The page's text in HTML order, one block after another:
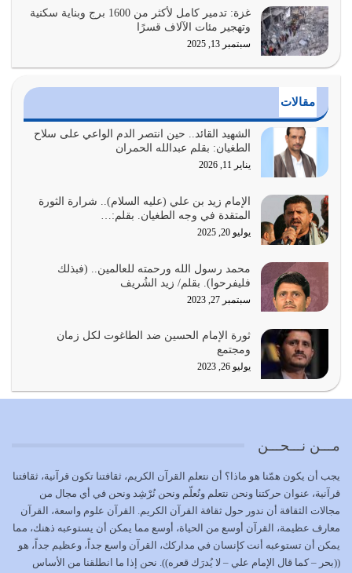
يوليو 26, 2026
أراد الله لهذه الأمة ان تكون خير امة أخرجت للناس بالنهوض
الدين الذي شرعه الله لا يجوز أن يخضع لآرائنا وأهوائنا
واجتهاداتنا لأننا سنختلف ونتفرق
يوليو 24, 2026
أمة عاجزة عن النهوض…
يوليو 23, 2026
بحبل الله جميعاً وليس كل…
يوليو 22, 2026
يشاء ويذل من يشاء
يوليو 21, 2026
{إِنَّ الدِّينَ عِنْدَ اللَّهِ الْإسْلامُ} الدين الذي شرعه الله للناس في
تتحقق الحقوق للجميع
يوليو 18, 2026
بعض صفات المتقين {الصَّابِرِينَ وَالصَّادِقِينَ وَالْقَانِتِينَ
وَالْمُنْفِقِينَ…
يوليو 17, 2026
غزة: تدمير كامل لأكثر من 1600 برج وبناية سكنية
وتهجير مئات الآلاف قسرًا
سبتمبر 13, 2025
مقالات
الشهيد القائد.. حين انتصر الدم الواعي على سلاح
الطغيان: بقلم عبدالله الحمران
يناير 11, 2026
الإمام زيد بن علي (عليه السلام).. شرارة الثورة
المتقدة في وجه الطغيان. بقلم:…
يوليو 20, 2025
محمد رسول الله ورحمته للعالمين.. (فبذلك
فليفرحوا). بقلم/ زيد الشُريف
سبتمبر 27, 2023
ثورة الإمام الحسين ضد الطاغوت لكل زمان
ومجتمع
يوليو 26, 2023
مـــن نـــحـــن
يجب أن يكون همّنا هو ماذا؟ أن نتعلم القرآن الكريم، ثقافتنا تكون قرآنية، ثقافتنا
قرآنية، عنوان حركتنا ونحن نتعلم ونُعلّم ونحن نُرْشِد ونحن في أي مجال من
مجالات الثقافة أن ندور حول ثقافة القرآن الكريم. القرآن علوم واسعة، القرآن
معارف عظيمة، القرآن أوسع من الحياة، أوسع مما يمكن أن يستوعبه ذهنك، مما
يمكن أن تستوعبه أنت كإنسان في مداركك، القرآن واسع جداً، وعظيم جداً، هو
((بحر – كما قال الإمام علي – لا يُدرَك قعره)). نحن إذا ما انطلقنا من الأساس